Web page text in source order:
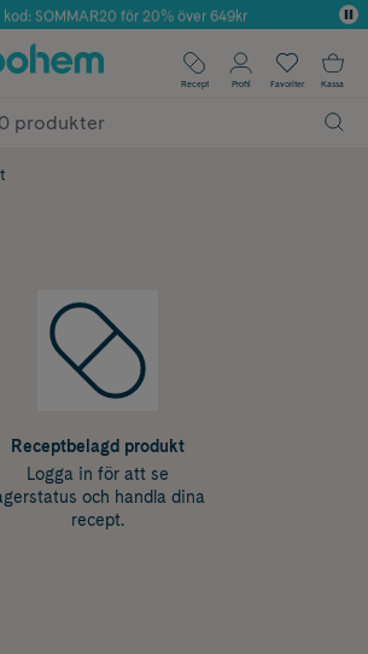
Butik 2025 inom Skönhet
SOMMAR20 för 20% över 649kr
✓ Fri frakt
✓ Poäng på alla köp*
Recept Profil Favoriter Kassa
Receptbelagd produkt
Logga in för att se
och handla dina
recept.